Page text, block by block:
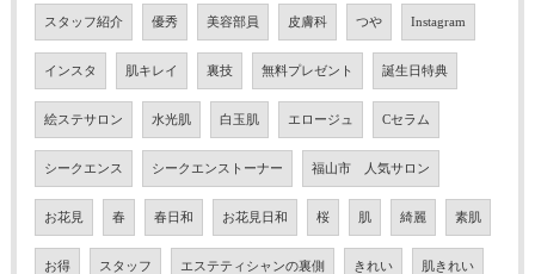
スタッフ紹介 優秀 美容部員 皮膚科 つや Instagram
インスタ 肌キレイ 裏技 無料プレゼント 誕生日特典
絵ステサロン 水光肌 白玉肌 エロージュ Cセラム
シークエンス シークエンストーナー 福山市 人気サロン
お花見 春 春日和 お花見日和 桜 肌 綺麗 素肌
お得 スタッフ エステティシャンの裏側 きれい 肌きれい